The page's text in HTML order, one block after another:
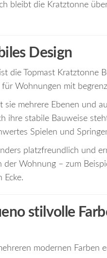
bleibt die Kratztonne
Design
ist die Topmast Kratztonne
Wohnungen mit
sie mehrere Ebenen und
ihre stabile Bauweise
Spielen und
platzfreundlich und
der Wohnung – zum
Ecke.
stilvolle
modernen Farben